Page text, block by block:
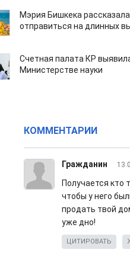
Мэрия Бишкека
отправиться на длинных
Счетная палата КР
Министерстве науки
КОММЕНТАРИИ
Гражданин
Получается кто
чтобы у него
продать твой
уже дно!
ЦИТИРОВАТЬ